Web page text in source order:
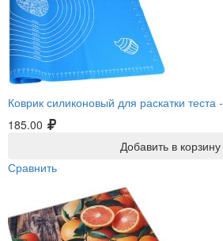
Коврик силиконовый для раскатки теста -
185.00
Добавить в корзину
Сравнить